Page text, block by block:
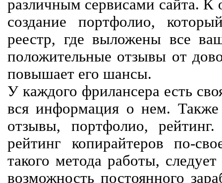
различным сервисами сайта. К
создание портфолио,
реестр, где выложены все
положительные отзывы от
повышает его шансы.
У каждого фрилансера есть
вся информация о нем. Также
отзывы, портфолио,
рейтинг копирайтеров по-
такого метода работы,
возможность постоянного